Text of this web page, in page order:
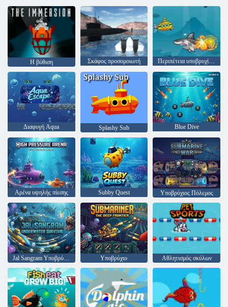
Η βύθιση Σκάφος προσομοιωτή Περιπέτεια υποβρυχίων
Διαφυγή Aqua Splashy Sub Blue Dive
Αρένα υψηλής πίεσης Subby Quest Υποβρύχιος Πόλεμος
Jal Sangram Υποβρύχια Επιβίωση Υποβρύχιο Αθλητισμός σκύλων